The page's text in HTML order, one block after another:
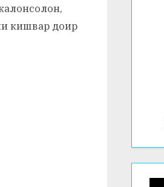
кишвар доир